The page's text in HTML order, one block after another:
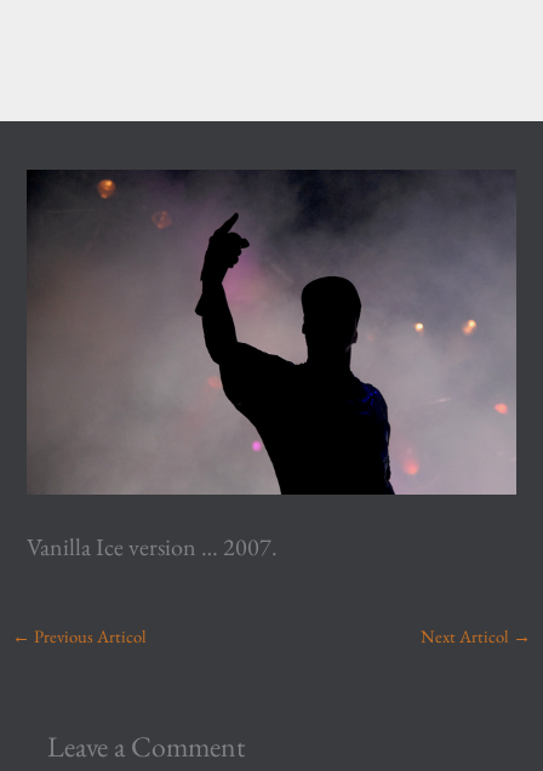
Vanilla Ice version … 2007.
← Previous Articol Next Articol →
Leave a Comment